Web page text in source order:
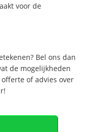
voor de
Bel ons dan
de mogelijkheden
offerte of advies over